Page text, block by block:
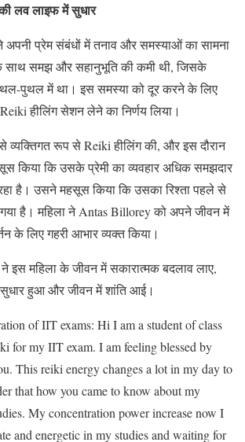
लव लाइफ में सुधार
अपनी प्रेम संबंधों में तनाव और समस्याओं का सामना
साथ समझ और सहानुभूति की कमी थी, जिसके
पुथल में था। इस समस्या को दूर करने के लिए
हीलिंग सेशन लेने का निर्णय लिया।
रूप से Reiki हीलिंग की, और इस दौरान
किया कि उसके प्रेमी का व्यवहार अधिक समझदार
है। उसने महसूस किया कि उसका रिश्ता पहले से
गया है। महिला ने Antas Billorey को अपने जीवन में
के लिए गहरी आभार व्यक्त किया।
इस महिला के जीवन में सकारात्मक बदलाव लाए,
हुआ और जीवन में शांति आई।
of IIT exams: Hi I am a student of class
for my IIT exam. I am feeling blessed by
This reiki energy changes a lot in my day to
that how you came to know about my
My concentration power increase now I
and energetic in my studies and waiting for